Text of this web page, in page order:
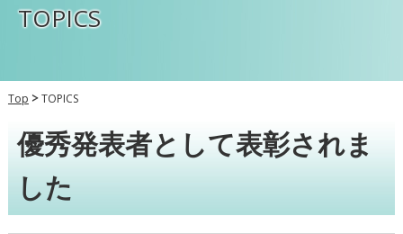
TOPICS
Top TOPICS
優秀発表者として表彰されま
した